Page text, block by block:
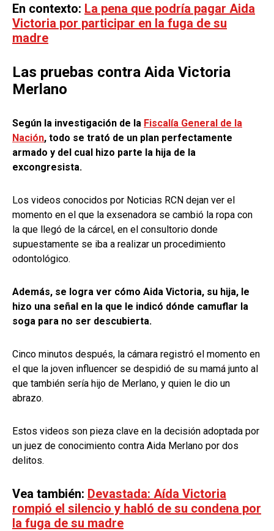
En contexto: La pena que podría pagar Aida
Victoria por participar en la fuga de su
madre
Las pruebas contra Aida Victoria
Merlano
Según la investigación de la Fiscalía General de la
Nación, todo se trató de un plan perfectamente
armado y del cual hizo parte la hija de la
excongresista.
Los videos conocidos por Noticias RCN dejan ver el
momento en el que la exsenadora se cambió la ropa con
la que llegó de la cárcel, en el consultorio donde
supuestamente se iba a realizar un procedimiento
odontológico.
Además, se logra ver cómo Aida Victoria, su hija, le
hizo una señal en la que le indicó dónde camuflar la
soga para no ser descubierta.
Cinco minutos después, la cámara registró el momento en
el que la joven influencer se despidió de su mamá junto al
que también sería hijo de Merlano, y quien le dio un
abrazo.
Estos videos son pieza clave en la decisión adoptada por
un juez de conocimiento contra Aida Merlano por dos
delitos.
Vea también: Devastada: Aída Victoria
rompió el silencio y habló de su condena por
la fuga de su madre